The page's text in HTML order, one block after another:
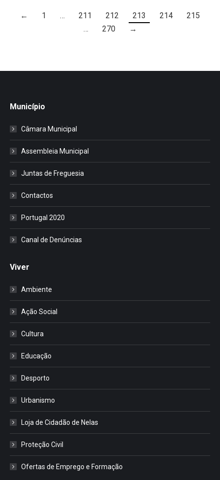
← 1 … 211 212 213 214
215
…
270 →
Município
Câmara Municipal
Assembleia Municipal
Juntas de Freguesia
Contactos
Portugal 2020
Canal de Denúncias
Viver
Ambiente
Ação Social
Cultura
Educação
Desporto
Urbanismo
Loja de Cidadão de Nelas
Proteção Civil
Ofertas de Emprego e Formação